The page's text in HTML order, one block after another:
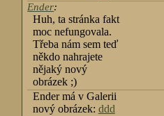
Ender:
Huh, ta stránka fakt
moc nefungovala.
Třeba nám sem teď
někdo nahrajete
nějaký nový
obrázek ;)
Ender má v Galerii
nový obrázek: ddd